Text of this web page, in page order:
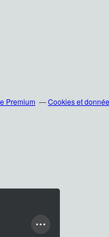
Premium
Cookies et